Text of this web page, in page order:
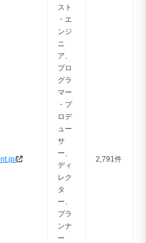
スト
・エ
ンジ
ニ
ア、
プロ
グラ
マー
・プ
ロデ
ュー
サ
ー、
ディ
レク
タ
ー、
プラ
ンナ
ー
2,791件